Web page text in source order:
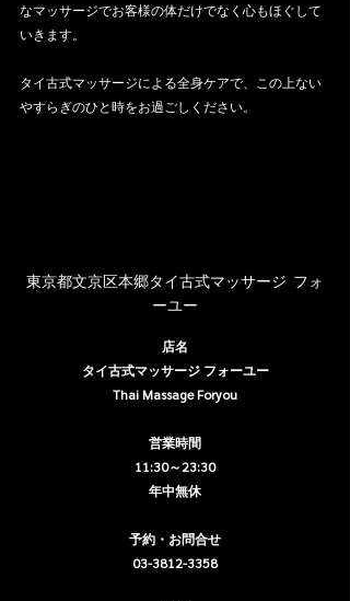
なマッサージでお客様の体だけでなく心もほぐして
いきます。
タイ古式マッサージによる全身ケアで、この上ない
やすらぎのひと時をお過ごしください。
東京都文京区本郷タイ古式マッサージ  フォ
ーユー
店名
タイ古式マッサージ フォーユー
Thai Massage Foryou
営業時間
11:30～23:30
年中無休
予約・お問合せ
03-3812-3358